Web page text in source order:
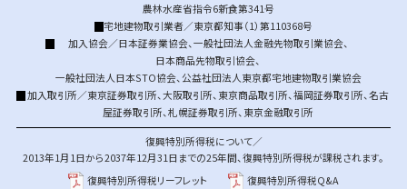
農林水産省指令6新食第341号
宅地建物取引業者／東京都知事（1）第110368号
加入協会／日本証券業協会、一般社団法人金融先物取引業協会、
日本商品先物取引協会、
一般社団法人日本STO協会、公益社団法人東京都宅地建物取引業協会
加入取引所／東京証券取引所、大阪取引所、 東京商品取引所、福岡証券取引所、名古
屋証券取引所、札幌証券取引所、 東京金融取引所
復興特別所得税について／
2013年1月1日から2037年12月31日までの25年間、復興特別所得税が課税されます。
復興特別所得税リーフレット
復興特別所得税Q&A